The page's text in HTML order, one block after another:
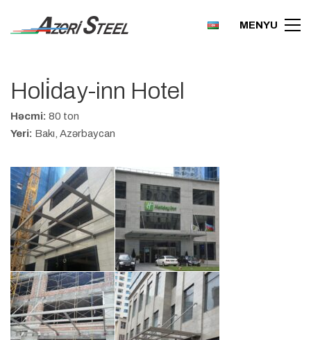
MENYU
Holi̇day-inn Hotel
Həcmi: 80 ton
Yeri: Bakı, Azərbaycan